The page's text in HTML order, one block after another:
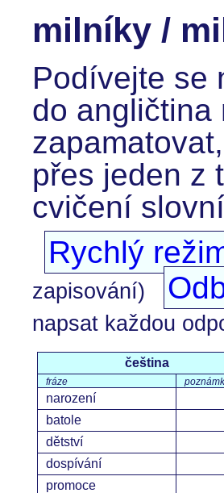
milníky /
Podívejte se
do angličtina
přes jeden z
cvičení
Rychlý
zapisování)
napsat každou
čeština
fráze
narození
batole
dětství
dospívání
promoce